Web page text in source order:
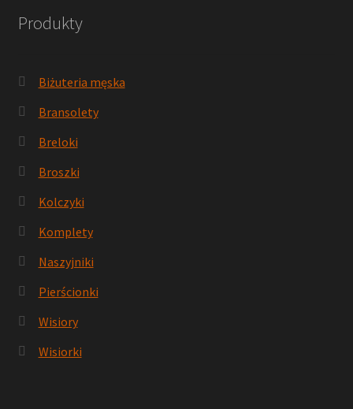
Produkty
Biżuteria męska
Bransolety
Breloki
Broszki
Kolczyki
Komplety
Naszyjniki
Pierścionki
Wisiory
Wisiorki